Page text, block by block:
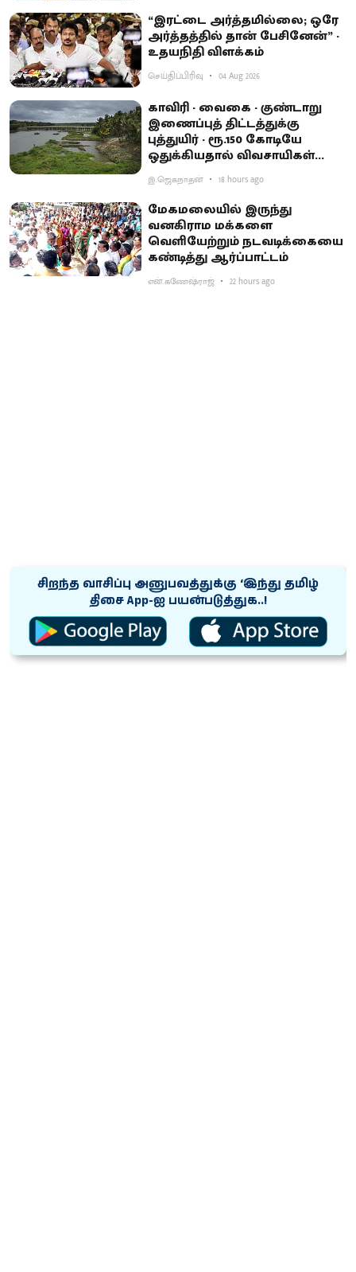
“இரட்டை அர்த்தமில்லை; ஒரே
அர்த்தத்தில் தான் பேசினேன்” -
உதயநிதி விளக்கம்
செய்திப்பிரிவு 04 Aug 2026
காவிரி - வைகை - குண்டாறு
இணைப்புத் திட்டத்துக்கு
புத்துயிர் - ரூ.150 கோடியே
ஒதுக்கியதால் விவசாயிகள்
ஏமாற்றம்
இ.ஜெகநாதன் 18 hours ago
மேகமலையில் இருந்து
வனகிராம மக்களை
வெளியேற்றும் நடவடிக்கையை
கண்டித்து ஆர்ப்பாட்டம்
என்.கணேஷ்ராஜ் 22 hours ago
சிறந்த வாசிப்பு அனுபவத்துக்கு ‘இந்து தமிழ்
திசை App-ஐ பயன்படுத்துக..!